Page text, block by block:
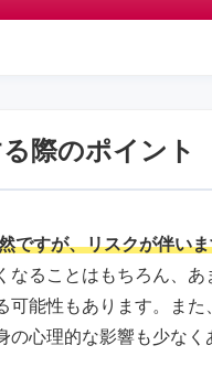
際のポイント
ですが、リスクが伴い
なることはもちろん、
可能性もあります。ま
の心理的な影響も少なく